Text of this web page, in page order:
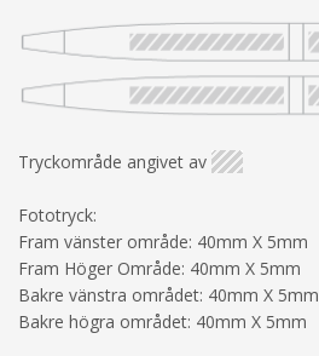
Tryckområde angivet av
Fototryck:
Fram vänster område: 40mm X 5mm
Fram Höger Område: 40mm X 5mm
Bakre vänstra området: 40mm X 5mm
Bakre högra området: 40mm X 5mm